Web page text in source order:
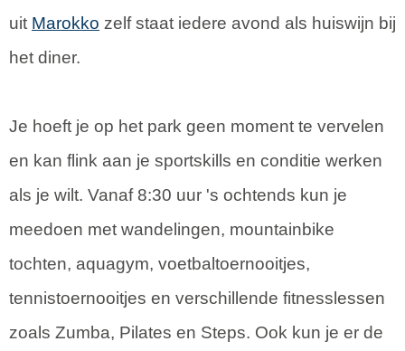
uit Marokko zelf staat iedere avond als huiswijn bij
het diner.
Je hoeft je op het park geen moment te vervelen
en kan flink aan je sportskills en conditie werken
als je wilt. Vanaf 8:30 uur 's ochtends kun je
meedoen met wandelingen, mountainbike
tochten, aquagym, voetbaltoernooitjes,
tennistoernooitjes en verschillende fitnesslessen
zoals Zumba, Pilates en Steps. Ook kun je er de